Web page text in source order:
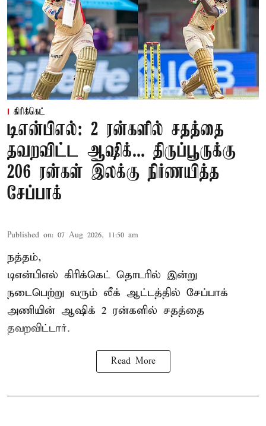
கிரிக்கெட்
டிஎன்பிஎல்: 2 ரன்களில் சதத்தை
தவறவிட்ட ஆஷிக்... திருப்பூருக்கு
206 ரன்கள் இலக்கு நிர்ணயித்த
சேப்பாக்
Published on: 07 Aug 2026, 11:50 am
நத்தம்,
டிஎன்பிஎல் கிரிக்கெட் தொடரில் இன்று
நடைபெற்று வரும் லீக் ஆட்டத்தில் சேப்பாக்
அணியின் ஆஷிக் 2 ரன்களில் சதத்தை
தவறவிட்டார்.
Read More